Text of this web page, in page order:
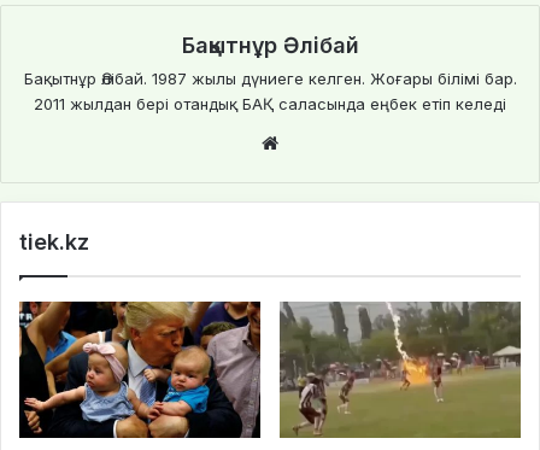
Бақытнұр Әлібай
Бақытнұр Әлібай. 1987 жылы дүниеге келген. Жоғары білімі бар.
2011 жылдан бері отандық БАҚ саласында еңбек етіп келеді
te
tiek.kz